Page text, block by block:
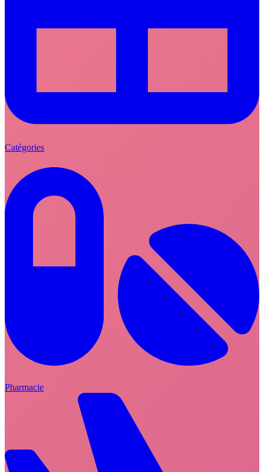
Catégories
Pharmacie